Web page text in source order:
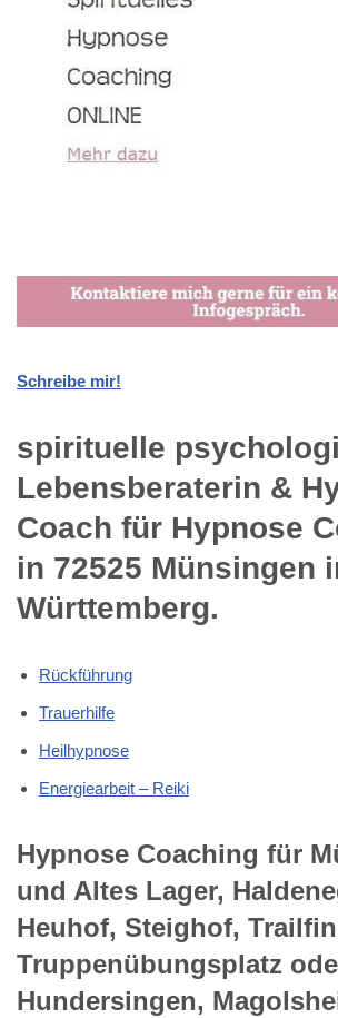
Schreibe mir!
spirituelle
Lebensberaterin &
Coach für Hypnose
in 72525 Münsingen
Württemberg.
Rückführung
Trauerhilfe
Heilhypnose
Energiearbeit – Reiki
Hypnose Coaching für
und Altes Lager,
Heuhof, Steighof,
Truppenübungsplatz
Hundersingen,